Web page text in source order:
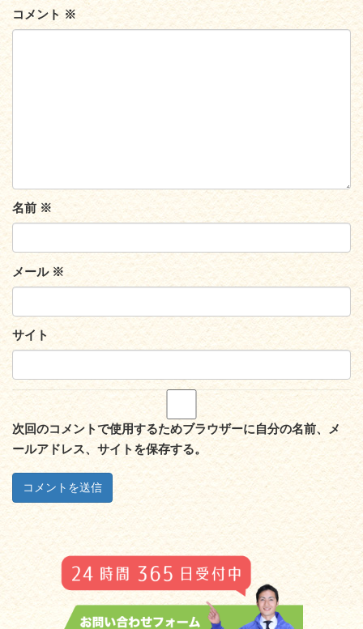
コメント ※
名前 ※
メール※
サイト
次回のコメントで使用するためブラウザーに自分の名前、メ
ールアドレス、サイトを保存する。